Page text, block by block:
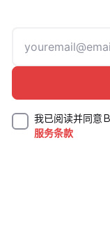
我已阅读并同意
服务条款